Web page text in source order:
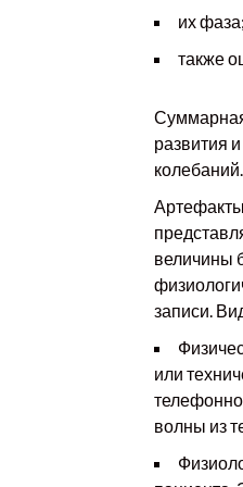
их фаза;
также
развития
колебаний.
величины
записи.
или
волны из